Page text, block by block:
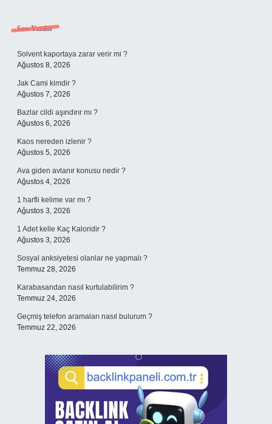
Sidebar
Son Yazılar
Solvent kaportaya zarar verir mi ?
Ağustos 8, 2026
Jak Cami kimdir ?
Ağustos 7, 2026
Bazlar cildi aşındırır mı ?
Ağustos 6, 2026
Kaos nereden izlenir ?
Ağustos 5, 2026
Ava giden avlanır konusu nedir ?
Ağustos 4, 2026
1 harfli kelime var mı ?
Ağustos 3, 2026
1 Adet kelle Kaç Kaloridir ?
Ağustos 3, 2026
Sosyal anksiyetesi olanlar ne yapmalı ?
Temmuz 28, 2026
Karabasandan nasıl kurtulabilirim ?
Temmuz 24, 2026
Geçmiş telefon aramaları nasıl bulurum ?
Temmuz 22, 2026